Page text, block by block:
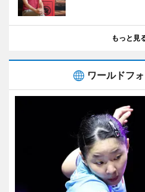
もっと見
ワールドフ